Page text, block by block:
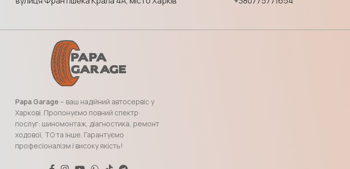
Papa Garage – ваш надійний автосервіс у
Харкові. Пропонуємо повний спектр
послуг: шиномонтаж, діагностика, ремонт
ходової, ТО та інше. Гарантуємо
професіоналізм і високу якість!